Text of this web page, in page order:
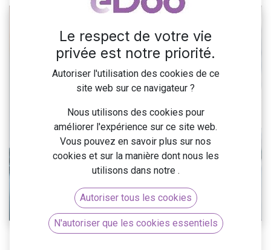
Le respect de votre vie
privée est notre priorité.
Autoriser l'utilisation des cookies de ce
site web sur ce navigateur ?
Nous utilisons des cookies pour
améliorer l'expérience sur ce site web.
Vous pouvez en savoir plus sur nos
cookies et sur la manière dont nous les
utilisons dans notre .
Autoriser tous les cookies
N'autoriser que les cookies essentiels